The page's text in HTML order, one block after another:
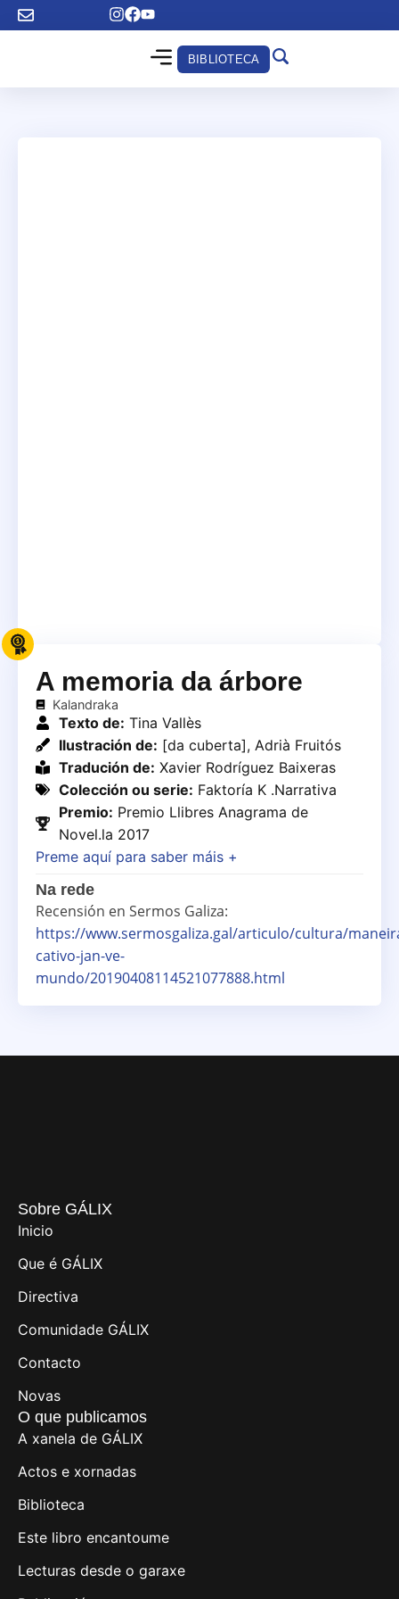
BIBLIOTECA
A memoria da árbore
Kalandraka
Texto de: Tina Vallès
Ilustración de: [da cuberta], Adrià Fruitós
Tradución de: Xavier Rodríguez Baixeras
Colección ou serie: Faktoría K .Narrativa
Premio: Premio Llibres Anagrama de
Novel.la 2017
Preme aquí para saber máis +
Na rede
Recensión en Sermos Galiza:
https://www.sermosgaliza.gal/articulo/cultura/
cativo-jan-ve-
mundo/20190408114521077888.html
Sobre GÁLIX
Inicio
Que é GÁLIX
Directiva
Comunidade GÁLIX
Contacto
Novas
O que publicamos
A xanela de GÁLIX
Actos e xornadas
Biblioteca
Este libro encantoume
Lecturas desde o garaxe